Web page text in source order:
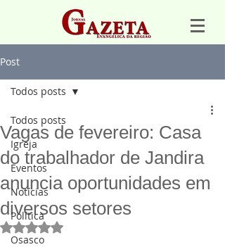
Post
Todos posts
Igreja
Eventos
Notícias
Política
Osasco
Todos posts
Vagas de fevereiro: Casa
do trabalhador de Jandira
anuncia oportunidades em
diversos setores
Avaliado com NaN de 5 estrelas.